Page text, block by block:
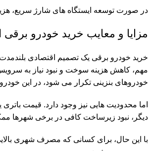
در صورت توسعه ایستگاه های شارژ سریع،
مزایا و معایب خرید خودرو
خرید خودرو برقی یک تصمیم اقتصادی
مهم، کاهش هزینه سوخت و نبود نیاز به
خودروهای بنزینی تکرار می شود، در این
اما محدودیت هایی نیز وجود دارد. قیمت
دیگر، نبود زیرساخت کافی در برخی شهرها
با این حال، برای کسانی که مصرف شهری